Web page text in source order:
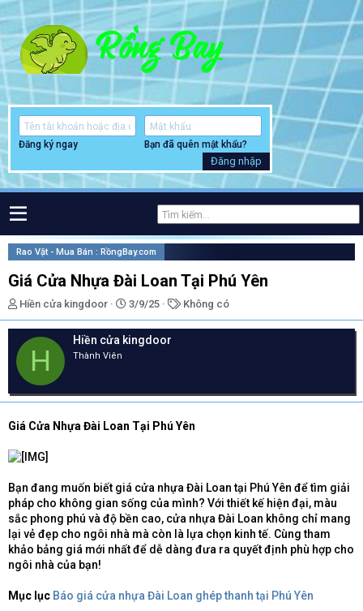
Đăng ký ngay Bạn đã quên mật khẩu?
Đăng nhập
Rao Vặt - Mua Bán : RồngBay.com
Giá Cửa Nhựa Đài Loan Tại Phú Yên
T
h
r
e
d
s
t
a
t
e
Hiền cửa kingdoor
N
g
à
y
i
3/9/25
T
ừ
k
Không có
H
Hiền cửa kingdoor
Thành Viên
Giá Cửa Nhựa Đài Loan Tại Phú Yên
Bạn đang muốn biết giá cửa nhựa Đài Loan tại Phú Yên để tìm giải
pháp cho không gian sống của mình? Với thiết kế hiện đại, màu
sắc phong phú và độ bền cao, cửa nhựa Đài Loan không chỉ mang
lại vẻ đẹp cho ngôi nhà mà còn là lựa chọn kinh tế. Cùng tham
khảo bảng giá mới nhất để dễ dàng đưa ra quyết định phù hợp cho
ngôi nhà của bạn!
Mục lục Báo giá cửa nhựa Đài Loan ghép thanh tại Phú Yên